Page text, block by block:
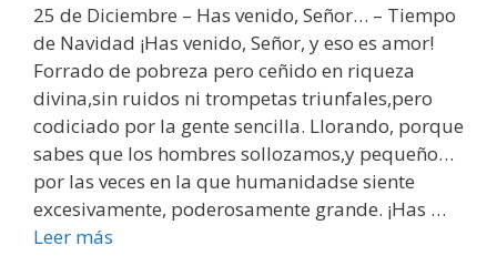
25 de Diciembre – Has venido, Señor… – Tiempo
de Navidad ¡Has venido, Señor, y eso es amor!
Forrado de pobreza pero ceñido en riqueza
divina,sin ruidos ni trompetas triunfales,pero
codiciado por la gente sencilla. Llorando, porque
sabes que los hombres sollozamos,y pequeño…
por las veces en la que humanidadse siente
excesivamente, poderosamente grande. ¡Has …
Leer más